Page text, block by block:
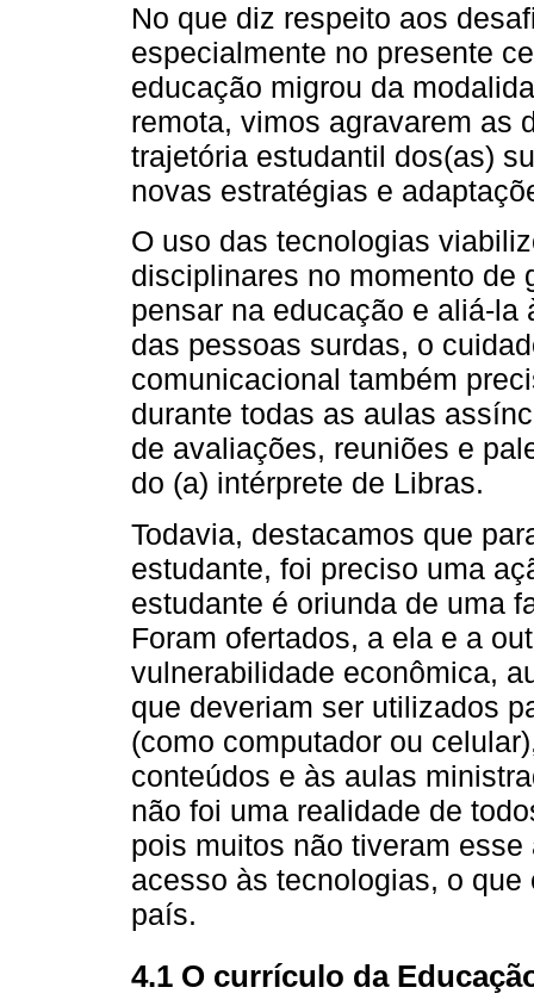
No que diz respeito aos
especialmente no presente
educação migrou da
remota, vimos agravarem as
trajetória estudantil dos(as)
novas estratégias e
O uso das tecnologias
disciplinares no momento de
pensar na educação e aliá-
das pessoas surdas, o
comunicacional também
durante todas as aulas
de avaliações, reuniões e
do (a) intérprete de Libras.
Todavia, destacamos que
estudante, foi preciso uma
estudante é oriunda de uma
Foram ofertados, a ela e a
vulnerabilidade econômica,
que deveriam ser utilizados
(como computador ou
conteúdos e às aulas
não foi uma realidade de
pois muitos não tiveram
acesso às tecnologias, o
país.
4.1 O currículo da